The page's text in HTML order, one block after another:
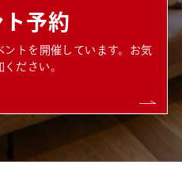
ト予約
トを開催しています。お気
ださい。